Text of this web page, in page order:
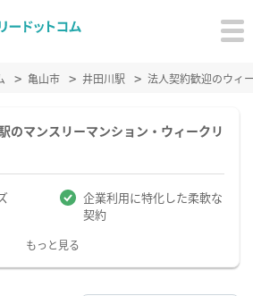
亀山市 井田川駅 法人契約歓迎のウィ
のマンスリーマンション・ウィークリ
企業利用に特化した柔軟な
契約
もっと見る